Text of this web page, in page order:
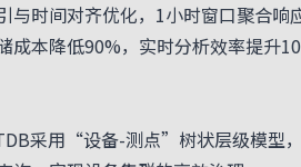
间对齐优化，1小时窗口聚合响应
降低90%，实时分析效率提升10
用“设备-测点”树状层级模型，